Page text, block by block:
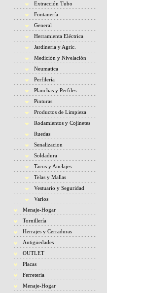
Extracción Tubo
Fontanería
General
Herramienta Eléctrica
Jardineria y Agric.
Medición y Nivelación
Neumatica
Perfilería
Planchas y Perfiles
Pinturas
Productos de Limpieza
Rodamientos y Cojinetes
Ruedas
Senalizacion
Soldadura
Tacos y Anclajes
Telas y Mallas
Vestuario y Seguridad
Varios
Menaje-Hogar
Tornillería
Herrajes y Cerraduras
Antigüedades
OUTLET
Placas
Ferretería
Menaje-Hogar